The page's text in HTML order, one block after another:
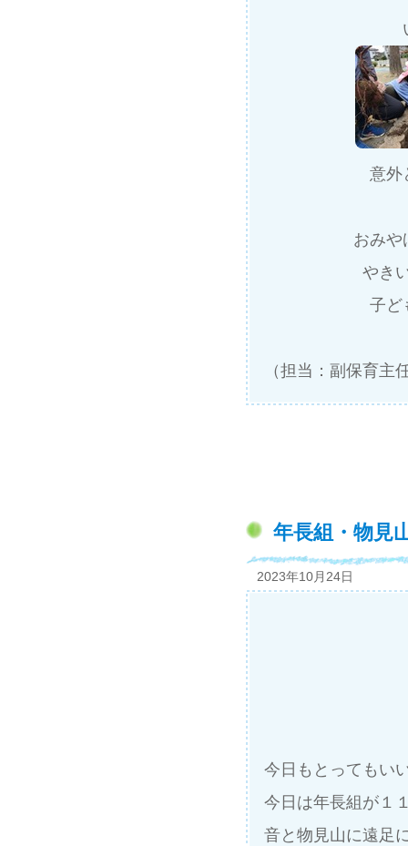
意外
おみや
やき
子ど
（担当：副保育主
年長組・物見
2023年10月24日
今日もとってもい
今日は年長組が１
音と物見山に遠足